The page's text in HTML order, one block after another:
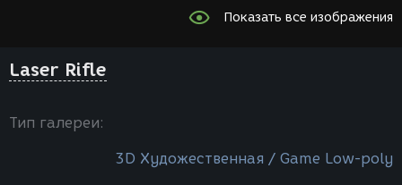
Показать все изображения
Laser Rifle
Тип галереи:
3D Художественная / Game Low-poly